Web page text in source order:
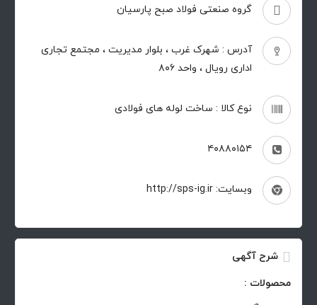
گروه صنعتی فولاد صبح پارسیان
آدرس : شهرک غرب ، بلوار مدیریت ، مجتمع تجاری
اداری رویال ، واحد ۸۰۶
نوع کالا : ساخت لوله های فولادی
۴۰۸۸۰۱۵۴
وبسایت: http://sps-ig.ir
شرح آگهی
محصولات :